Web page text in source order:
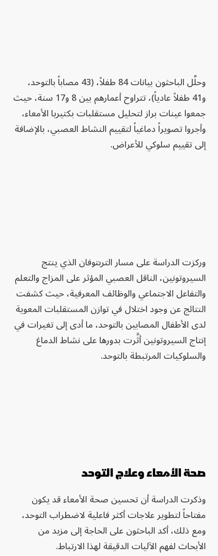
وحلَّل الباحثون بيانات 84 طفلاً، (43 مصاباً بالتوحد،
و41 طفلاً عادياً)، تتراوح أعمارهم بين 8 و17 سنة، حيث
جمعوا عينات براز لتحليل مستقلبات بكتيريا الأمعاء،
وأجروا تصويراً دماغياً لتقييم النشاط العصبي، بالإضافة
إلى تقييم سلوكي للأعراض.
وركزت الدراسة على مسار التربتوفان الذي ينتج
السيروتونين، الناقل العصبي المؤثر على المزاج والتعلم
والتفاعل الاجتماعي والوظائف المعرفية، حيث كشفت
النتائج عن وجود اختلال في توازن المستقلبات المعوية
لدى الأطفال المصابين بالتوحد، ما أدى إلى تغيرات في
إنتاج السيروتونين أثَّرت بدورها على نشاط الدماغ
والسلوكيات المرتبطة بالتوحد.
صحة الأمعاء وعلاج التوحد
وذكرت الدراسة أن تحسين صحة الأمعاء قد يكون
مفتاحاً لتطوير علاجات أكثر فاعلية لاضطراب التوحد،
ومع ذلك، أكد الباحثون على الحاجة إلى مزيد من
الأبحاث لفهم الآليات الدقيقة لهذا الارتباط.